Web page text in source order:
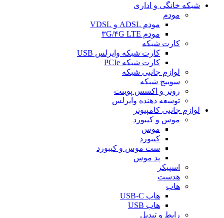
شبکه خانگی و اداری
مودم
مودم ADSL و VDSL
مودم ۳G/۴G LTE
کارت شبکه
کارت شبکه وایرلس USB
کارت شبکه PCIe
لوازم جانبی شبکه
سوییچ شبکه
روتر و اکسس پوینت
توسعه دهنده وایرلس
لوازم جانبی کامپیوتر
موس و کیبورد
موس
کیبورد
ست موس و کیبورد
پد موس
اسپیکر
هدست
هاب
هاب USB-C
هاب USB
رابط و تبدیل